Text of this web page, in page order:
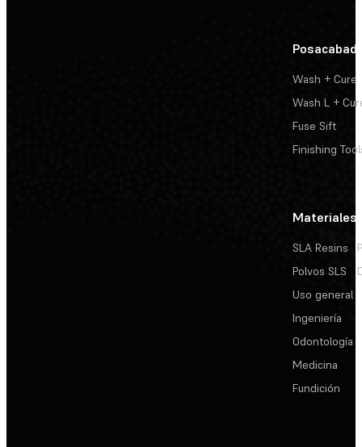
Wash + Cure
Wash L +
Fuse Sift
Finishing
Materiales
SLA Resins
Polvos SLS
Uso general
Ingeniería
Odontología
Medicina
Fundición